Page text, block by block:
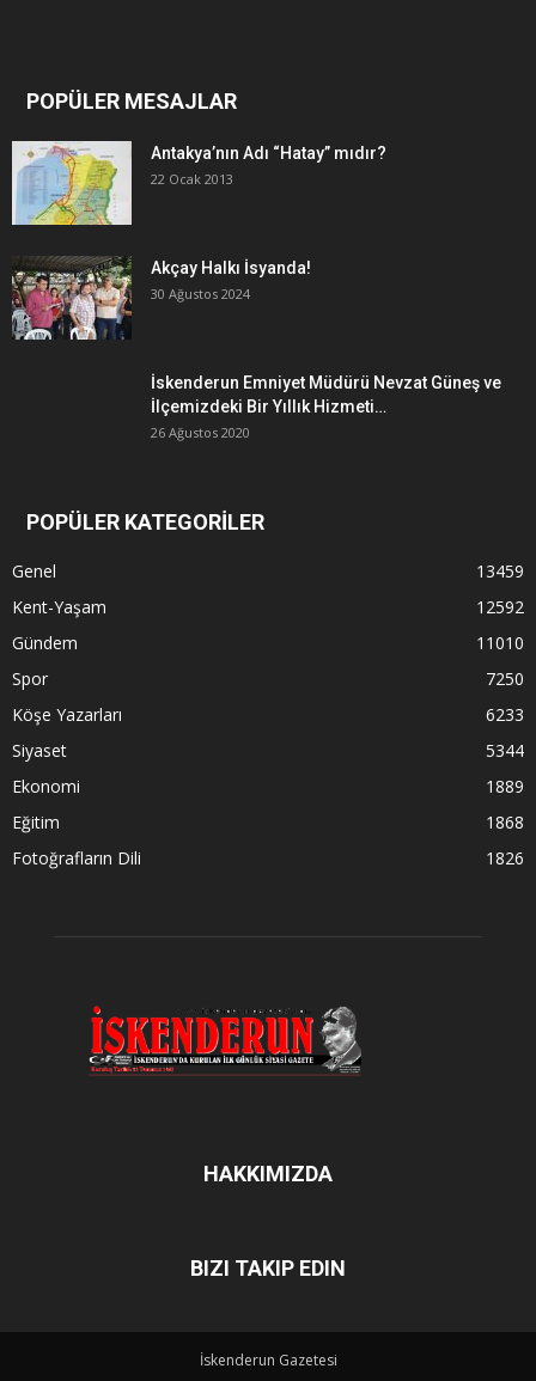
POPÜLER MESAJLAR
Antakya’nın Adı “Hatay” mıdır?
22 Ocak 2013
Akçay Halkı İsyanda!
30 Ağustos 2024
İskenderun Emniyet Müdürü Nevzat Güneş ve
İlçemizdeki Bir Yıllık Hizmeti…
26 Ağustos 2020
POPÜLER KATEGORİLER
Genel
13459
Kent-Yaşam
12592
Gündem
11010
Spor
7250
Köşe Yazarları
6233
Siyaset
5344
Ekonomi
1889
Eğitim
1868
Fotoğrafların Dili
1826
HAKKIMIZDA
BIZI TAKIP EDIN
İskenderun Gazetesi